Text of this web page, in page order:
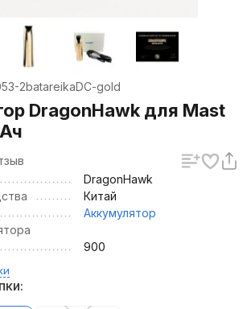
2batareikaDC-gold
DragonHawk для Mast
DragonHawk
Китай
Аккумулятор
900